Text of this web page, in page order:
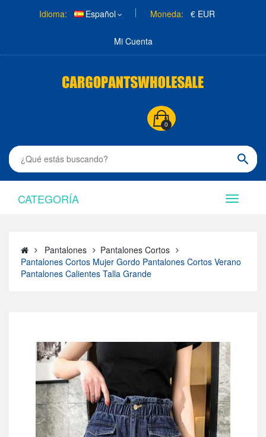
Idioma: Español Moneda: € EUR
Mi Cuenta
0
CATEGORÍA
Pantalones
Pantalones Cortos
Pantalones Cortos Mujer Gordo Pantalones Cortos Verano
Pantalones Calientes Talla Grande